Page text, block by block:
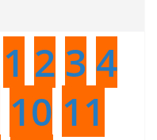
1 2 3 4
10 11